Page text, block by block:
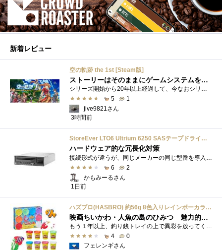
新着レビュー
空の軌跡 the 1st [Steam版]
ストーリーはそのままにゲームシステムを現代化
シリーズ開始から20年以上経過して、今なおシリーズの完結が見えてこない日本ファルコムのストーリーRPG、「英雄伝説軌跡シリーズ」。シリーズ...
5
1
jive9821さん
3時間前
StoreEver LTO6 Ultrium 6250 SASテープドライブ(内蔵型)
ハードウェア的な冗長化対策
接続形式が違うが、同じメーカーの同じ型番を導入しています。製品としてのレビューは下記の方で行っています。いざ使おうとしたときに故障�...
6
2
かもみーるさん
1日前
ハズブロ(HASBRO) 約56g 8色入りレインボーカラーのプレイ・ドー、新学期用品、2才以上のプリスクールの子供向け、子供向けのアート&クラフト 粘土 ねんど、こどもの日、子供の日プレゼント
映画ちいかわ・人魚の島のひみつ 魅力的なビラン：セイレーンを造ってみた
もう１年以上、釣り銭トレイの上で異彩を放ってくれたミャクミャクのマグネット 映画ちいかわ人魚の島のひみつを鑑賞後、素敵なビランのセイ...
4
0
フェレンギさん